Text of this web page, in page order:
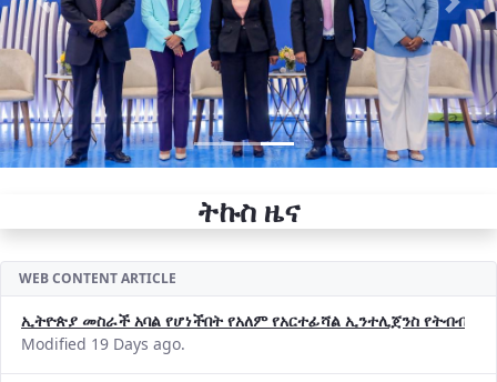
Previous Next
ትኩስ ዜና
WEB CONTENT ARTICLE
ኢትዮጵያ መስራች አባል የሆነችበት የአለም የአርተፊሻል ኢንተሊጀንስ የትብብር
Modified 19 Days ago.